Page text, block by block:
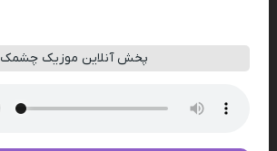
پخش آنلاین موزیک چشمک